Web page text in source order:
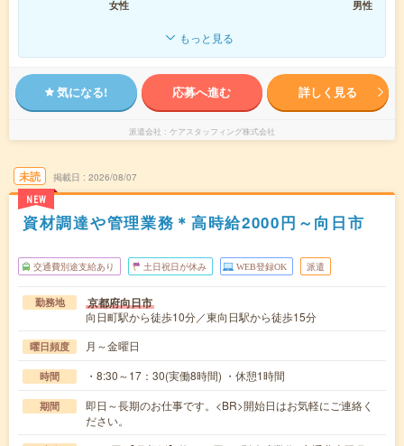
女性
男性
もっと見る
気になる! 応募へ進む 詳しく見る
派遣会社 ケアスタッフィング株式会社
未読
NEW
掲載日 2026/08/07
資材調達や管理業務＊高時給2000円～向日市
交通費別途支給あり 土日祝日が休み WEB登録OK 派遣
勤務地 京都府向日市
向日町駅から徒歩10分／東向日駅から徒歩15分
曜日頻度 月～金曜日
時間 ・8:30～17：30(実働8時間) ・休憩1時間
期間
即日～長期のお仕事です。<BR>開始日はお気軽にご連絡く
ださい。